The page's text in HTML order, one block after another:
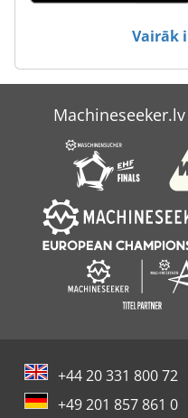
Vairāk
+44 20 331 800 72
+49 201 857 861 0